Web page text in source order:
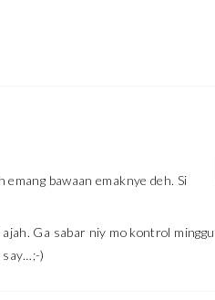
bawaan emaknye deh. Si
Ga sabar niy mo kontrol minggu
say…;-)